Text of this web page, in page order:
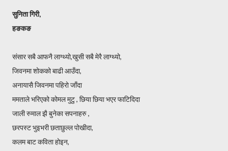
सुनिता गिरी,
हङकङ
संसार सबै आफनै लाग्थ्यो,खुसी सबै मेरै लाग्थ्यो,
जिवनमा शोकको बाढी आउँदा,
अनायासै जिवनमा पहिरो जाँदा
ममताले भरिएको कोमल मुटु , छिया छिया भएर फाटिदिदा
जाली रुमाल झै बुनेका सपनाहरु ,
छरपस्ट भुइभरी छताछुल्ल पोखीदा,
कलम बाट कविता होइन,